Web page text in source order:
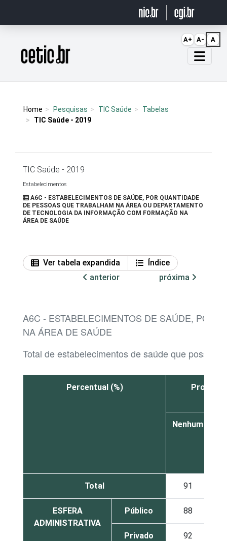
Página inicial
Home Pesquisas TIC Saúde
Tabelas
TIC Saúde - 2019
TIC Saúde - 2019
Estabelecimentos
A6C - ESTABELECIMENTOS DE SAÚDE, POR QUANTIDADE
DE PESSOAS QUE TRABALHAM NA ÁREA OU DEPARTAMENTO
DE TECNOLOGIA DA INFORMAÇÃO COM FORMAÇÃO NA
ÁREA DE SAÚDE
Ver tabela expandida
Índice
anterior
próxima
A6C - ESTABELECIMENTOS DE SAÚDE, POR
NA ÁREA DE SAÚDE
Total de estabelecimentos de saúde que
Percentual (%)
Nenhum
Total 91
ESFERA
ADMINISTRATIVA
Público 88
Privado 92
A+ A- A